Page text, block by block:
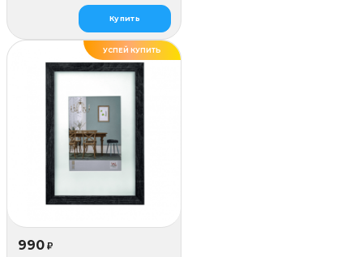
Купить
УСПЕЙ КУПИТЬ
990 ₽